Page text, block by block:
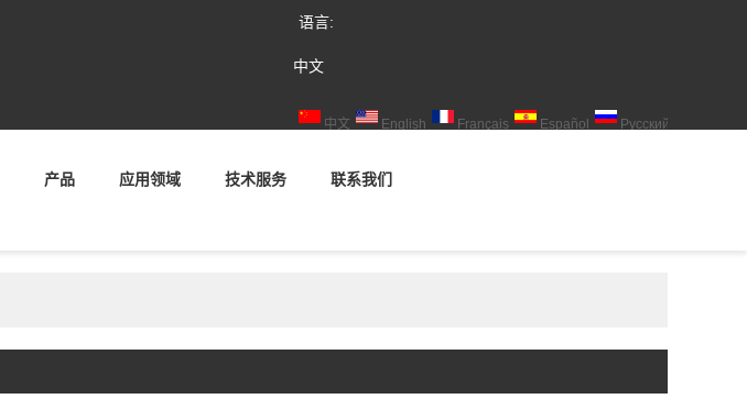
语言:
中文
中文 English Français Español Русский
产品 应用领域 技术服务 联系我们